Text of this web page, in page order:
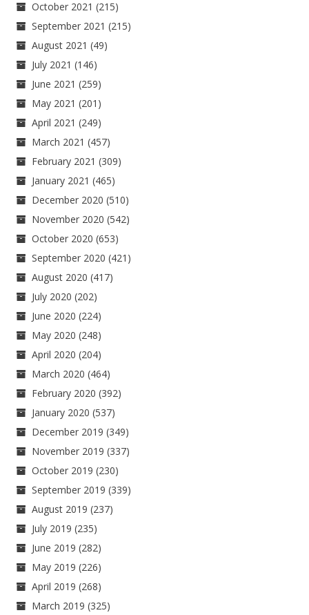
October 2021 (215)
September 2021 (215)
August 2021 (49)
July 2021 (146)
June 2021 (259)
May 2021 (201)
April 2021 (249)
March 2021 (457)
February 2021 (309)
January 2021 (465)
December 2020 (510)
November 2020 (542)
October 2020 (653)
September 2020 (421)
August 2020 (417)
July 2020 (202)
June 2020 (224)
May 2020 (248)
April 2020 (204)
March 2020 (464)
February 2020 (392)
January 2020 (537)
December 2019 (349)
November 2019 (337)
October 2019 (230)
September 2019 (339)
August 2019 (237)
July 2019 (235)
June 2019 (282)
May 2019 (226)
April 2019 (268)
March 2019 (325)